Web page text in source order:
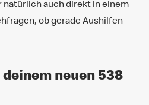
natürlich auch direkt in einem
ob gerade Aushilfen
neuen 538